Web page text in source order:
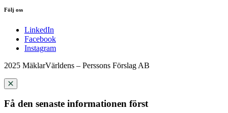
Följ oss
LinkedIn
Facebook
Instagram
2025 MäklarVärldens – Perssons Förslag AB
Få den senaste informationen först